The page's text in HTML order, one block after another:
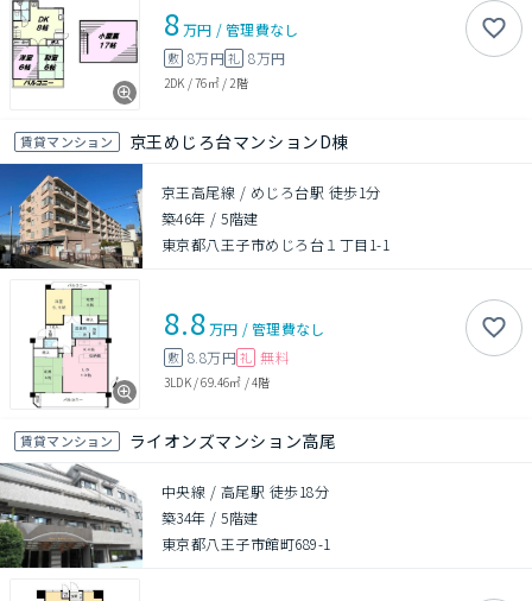
8万円 /管理費なし
敷 8万円礼 8万円
2DK /76㎡/ 2階
賃貸マンション 京王めじろ台マンションD棟
京王高尾線 / めじろ台駅 徒歩1分
築46年 /5階建
東京都八王子市めじろ台１丁目1-1
8.8万円 /管理費なし
敷 8.8万円 礼 無料
3LDK/69.46㎡ /4階
賃貸マンション ライオンズマンション高尾
中央線 / 高尾駅 徒歩18分
築34年 /5階建
東京都八王子市館町689-1